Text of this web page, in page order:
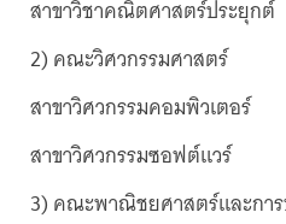
สาขาวิชาคณิตศาสตร์ประยุกต์
2) คณะวิศวกรรมศาสตร์
สาขาวิศวกรรมคอมพิวเตอร์
สาขาวิศวกรรมซอฟต์แวร์
3) คณะพาณิชยศาสตร์และกา